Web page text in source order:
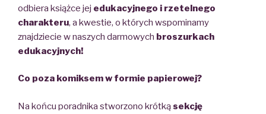
odbiera książce jej edukacyjnego i rzetelnego
charakteru, a kwestie, o których wspominamy
znajdziecie w naszych darmowych broszurkach
edukacyjnych!
Co poza komiksem w formie papierowej?
Na końcu poradnika stworzono krótkąsekcję